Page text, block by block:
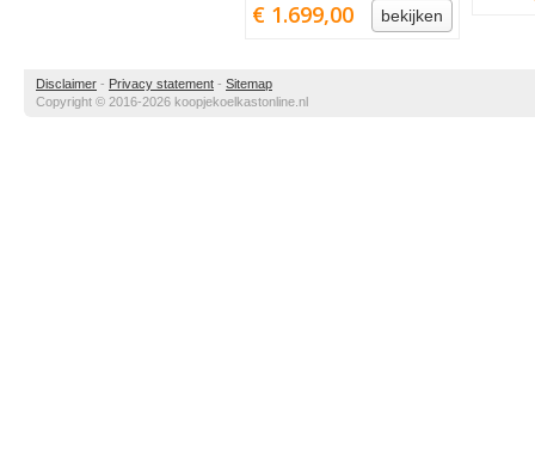
€ 1.699,00 bekijken
Disclaimer - Privacy statement - Sitemap
Copyright © 2016-2026 koopjekoelkastonline.nl